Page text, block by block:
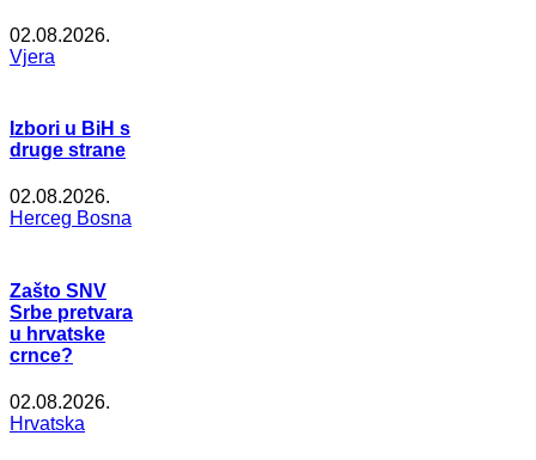
02.08.2026.
Vjera
Izbori u BiH s
druge strane
02.08.2026.
Herceg Bosna
Zašto SNV
Srbe pretvara
u hrvatske
crnce?
02.08.2026.
Hrvatska